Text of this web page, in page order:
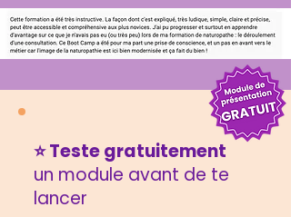
⭐️ Teste gratuitement
un module avant de te
lancer